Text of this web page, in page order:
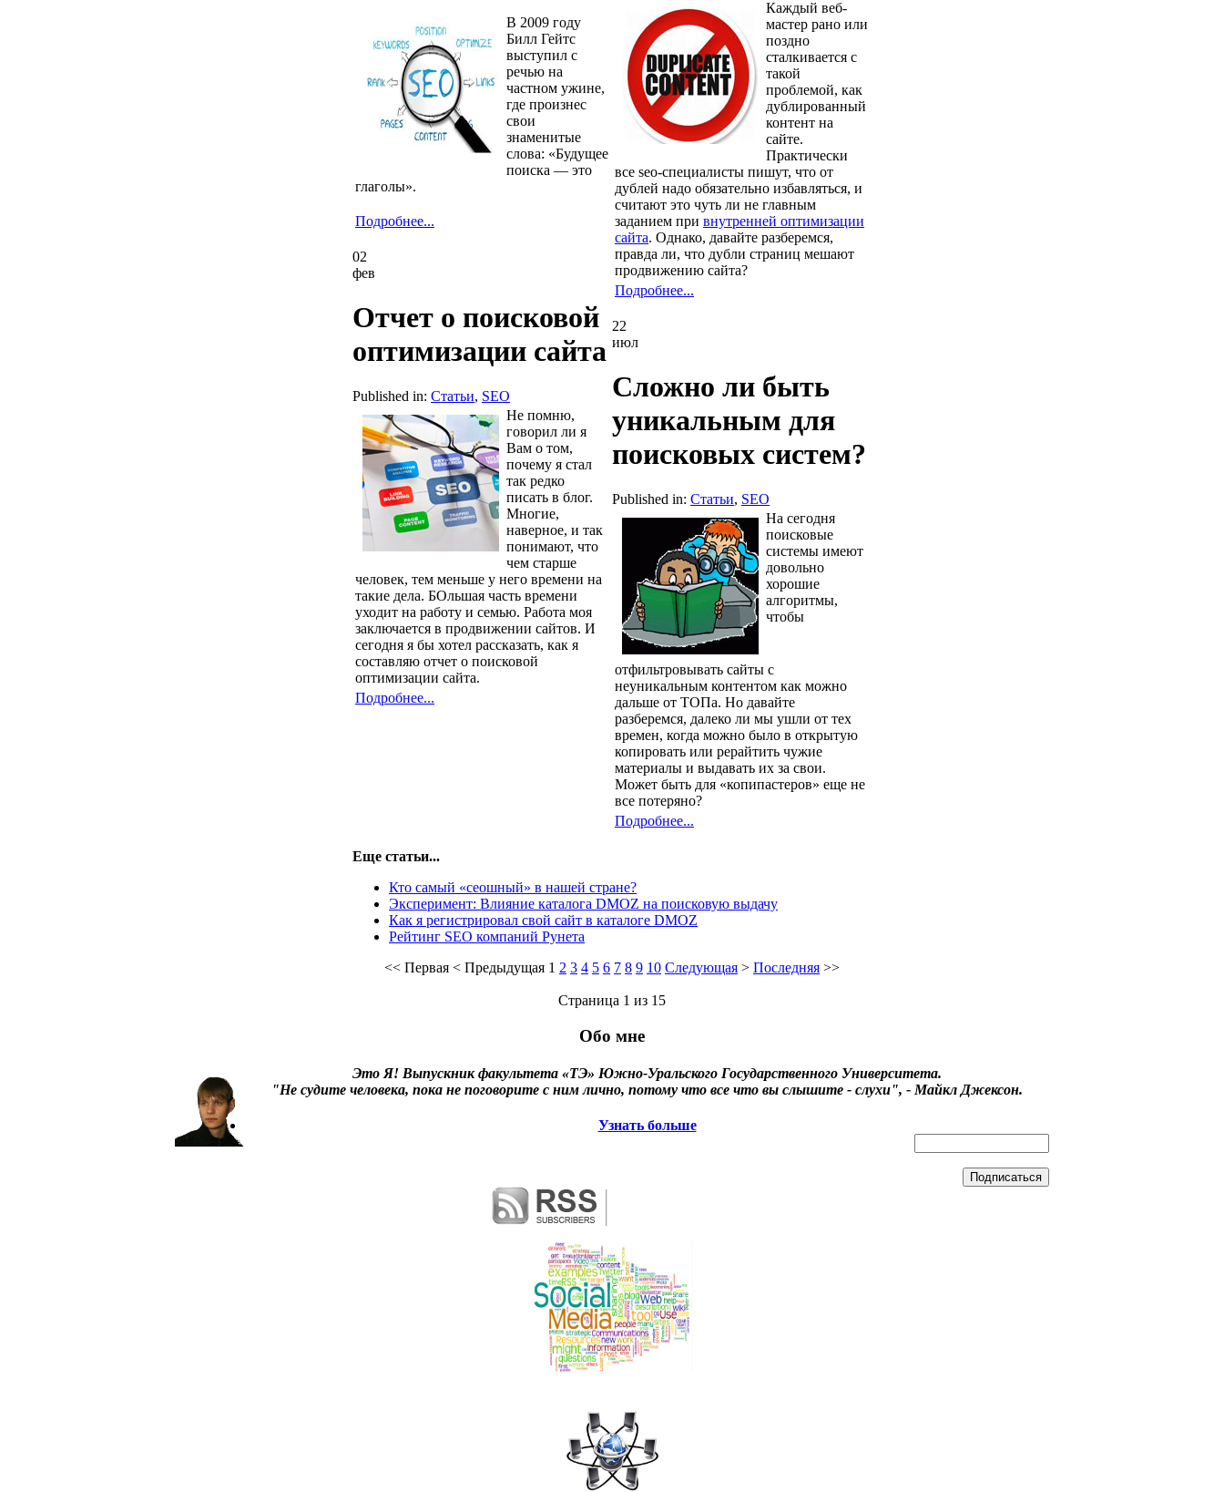
В 2009 году
Билл Гейтс
выступил с
речью на
частном ужине,
где произнес
свои
знаменитые
слова: «Будущее
поиска — это
глаголы».
Подробнее...
02
фев
Отчет о поисковой
оптимизации сайта
Published in: Статьи, SEO
Не помню,
говорил ли я
Вам о том,
почему я стал
так редко
писать в блог.
Многие,
наверное, и так
понимают, что
чем старше
человек, тем меньше у него времени на
такие дела. БОльшая часть времени
уходит на работу и семью. Работа моя
заключается в продвижении сайтов. И
сегодня я бы хотел рассказать, как я
составляю отчет о поисковой
оптимизации сайта.
Подробнее...
Каждый веб-
мастер рано или
поздно
сталкивается с
такой
проблемой, как
дублированный
контент на
сайте.
Практически
все seo-специалисты пишут, что от
дублей надо обязательно избавляться, и
считают это чуть ли не главным
заданием при внутренней оптимизации
сайта. Однако, давайте разберемся,
правда ли, что дубли страниц мешают
продвижению сайта?
Подробнее...
22
июл
Сложно ли быть
уникальным для
поисковых систем?
Published in: Статьи, SEO
На сегодня
поисковые
системы имеют
довольно
хорошие
алгоритмы,
чтобы
отфильтровывать сайты с
неуникальным контентом как можно
дальше от ТОПа. Но давайте
разберемся, далеко ли мы ушли от тех
времен, когда можно было в открытую
копировать или рерайтить чужие
материалы и выдавать их за свои.
Может быть для «копипастеров» еще не
все потеряно?
Подробнее...
Еще статьи...
Кто самый «сеошный» в нашей стране?
Эксперимент: Влияние каталога DMOZ на поисковую выдачу
Как я регистрировал свой сайт в каталоге DMOZ
Рейтинг SEO компаний Рунета
<< Первая < Предыдущая 1 2 3 4 5 6 7 8 9 10 Следующая > Последняя >>
Страница 1 из 15
Обо мне
Это Я! Выпускник факультета «ТЭ» Южно-Уральского Государственного Университета.
"Не судите человека, пока не поговорите с ним лично, потому что все что вы слышите - слухи", - Майкл Джексон.
Узнать больше